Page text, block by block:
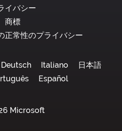
イバシー
商標
正常性のプライバシー
Deutsch Italiano
日本語
Español
Microsoft